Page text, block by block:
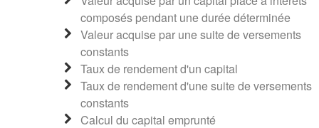
composés pendant une durée déterminée
Valeur acquise par une suite de versements
constants
Taux de rendement d'un capital
Taux de rendement d'une suite de versements
constants
Calcul du capital emprunté